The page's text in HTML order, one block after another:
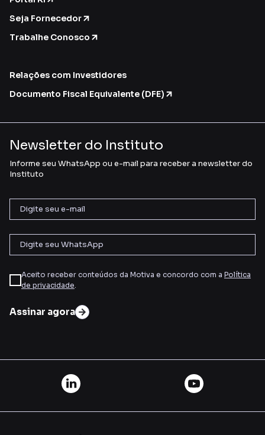
Seja Fornecedor
Trabalhe Conosco
Relações com Investidores
Documento Fiscal Equivalente (DFE)
Newsletter do Instituto
Informe seu WhatsApp ou e-mail para receber a newsletter do
Instituto
Aceito receber conteúdos da Motiva e concordo com a Política
de privacidade
Assinar agora